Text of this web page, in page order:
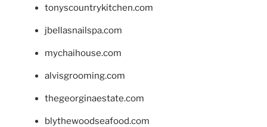
tonyscountrykitchen.com
jbellasnailspa.com
mychaihouse.com
alvisgrooming.com
thegeorginaestate.com
blythewoodseafood.com